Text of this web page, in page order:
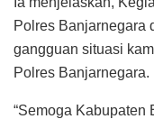
Polres Banjarnegara
gangguan situasi
Polres Banjarnegara.
“Semoga Kabupaten